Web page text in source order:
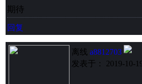
期待
回复
离线 a8812703
发表于： 2019-10-